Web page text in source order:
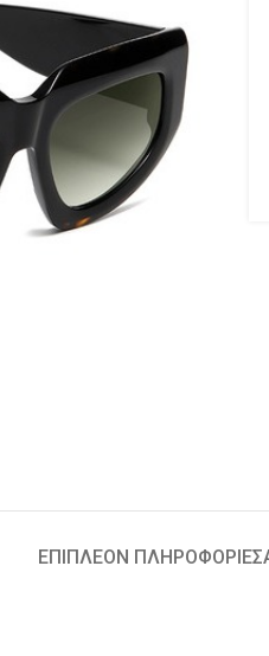
ΕΠΙΠΛΈΟΝ ΠΛΗΡΟΦΟΡΊΕΣ